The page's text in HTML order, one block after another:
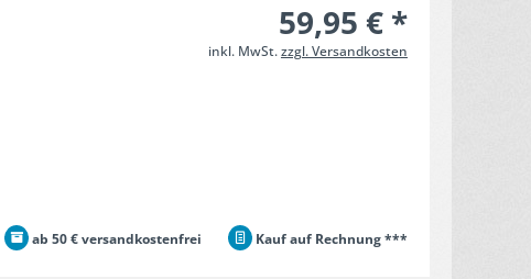
59,95 € *
inkl. MwSt.zzgl. Versandkosten
ab 50 € versandkostenfrei Kauf auf Rechnung ***